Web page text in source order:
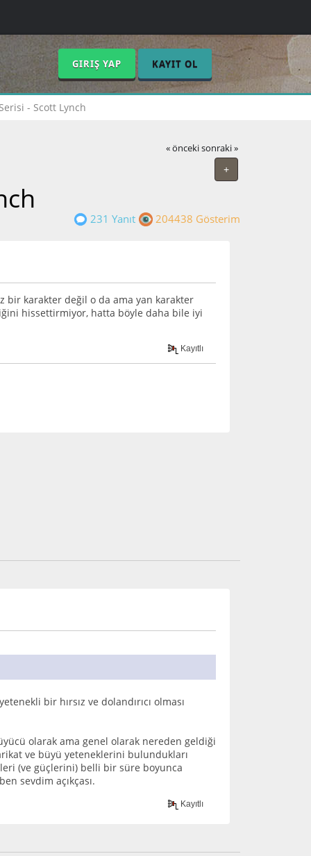
GIRIŞ YAP KAYIT OL
- Scott Lynch
« önceki sonraki »
+
231 Yanıt 204438 Gösterim
bir karakter değil o da ama yan karakter
hissettirmiyor, hatta böyle daha bile iyi
Kayıtlı
bir hırsız ve dolandırıcı olması
olarak ama genel olarak nereden geldiği
ve büyü yeteneklerini bulundukları
(ve güçlerini) belli bir süre boyunca
sevdim açıkçası.
Kayıtlı